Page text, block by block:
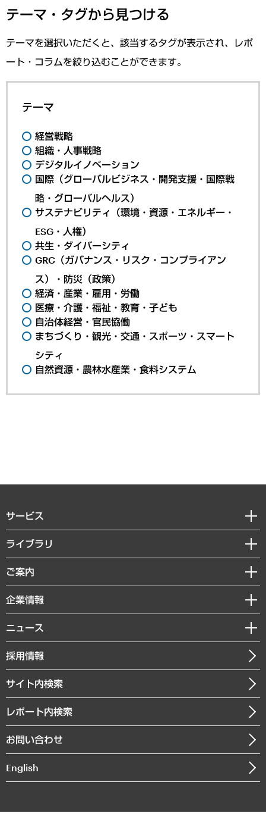
テーマ・タグから見つける
テーマを選択いただくと、該当するタグが表示され、レポ
ート・コラムを絞り込むことができます。
テーマ
経営戦略
組織・人事戦略
デジタルイノベーション
国際（グローバルビジネス・開発支援・国際戦
略・グローバルヘルス）
サステナビリティ（環境・資源・エネルギー・
ESG・人権）
共生・ダイバーシティ
GRC（ガバナンス・リスク・コンプライアン
ス）・防災（政策）
経済・産業・雇用・労働
医療・介護・福祉・教育・子ども
自治体経営・官民協働
まちづくり・観光・交通・スポーツ・スマート
シティ
自然資源・農林水産業・食料システム
サービス
経営戦略
組織・人事戦略
デジタルイノベーション
共生・ダイバーシティ
GRC（ガバナンス・リスク・コンプライアンス）・防災（政策）
経済・産業・雇用・労働
まちづくり・観光・交通・スポーツ・スマートシティ
自然資源・農林水産業・食料システム
ライブラリ
経済調査
レポート
コラム
経営用語集
受託・受注実績（官公庁関連）
メディア掲載・出演
ご案内
セミナー・イベント情報
MUFGビジネスセミナー
受託案件情報
企業情報
私たちの想い
社長メッセージ
会社概要
沿革
組織図・本部部室紹介
インドネシア現地法人
個人情報保護方針
ニュース
ニュースリリース
お知らせ
採用情報
サイト内検索
レポート内検索
お問い合わせ
English